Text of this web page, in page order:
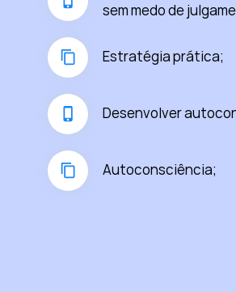
sem medo de
Estratégia prática;
Desenvolver
Autoconsciência;